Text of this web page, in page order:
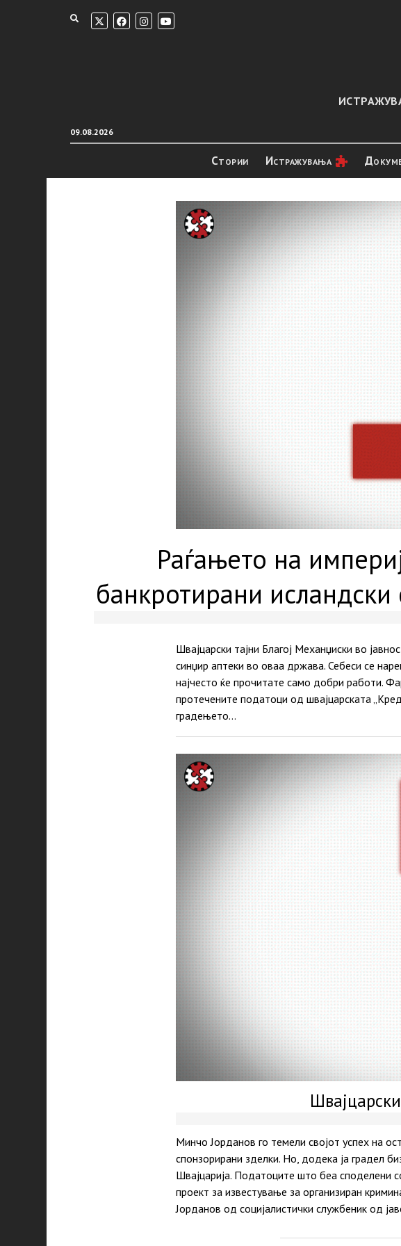
09.08.2026
Стории Истражувањa
Раѓањето на
банкротирани
Швајцарски тајни Благој Механџиски во
синџир аптеки во оваа држава. Себеси се
најчесто ќе прочитате само добри работи.
протечените податоци од швајцарската
градењето…
Минчо Јорданов го темели својот успех на
спонзорирани зделки. Но, додека ја градел
Швајцарија. Податоците што беа споделени
проект за известување за организиран
Јорданов од социјалистички службеник од